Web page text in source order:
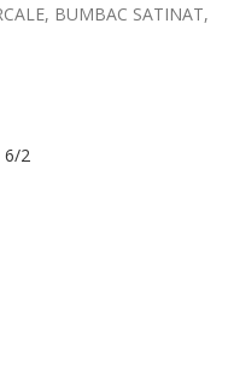
BUMBAC SATINAT,
6/2